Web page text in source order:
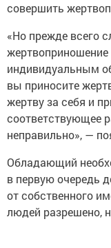
совершить
«Но прежде всего
жертвоприношение
индивидуальным
вы приносите
жертву за себя и
соответствующее
неправильно», —
Обладающий
в первую очередь
от собственного
людей разрешено,